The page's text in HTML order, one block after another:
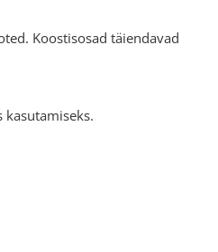
Koostisosad täiendavad
kasutamiseks.